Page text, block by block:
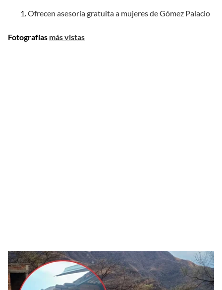
Ofrecen asesoría gratuita a mujeres de Gómez Palacio
Fotografías más vistas